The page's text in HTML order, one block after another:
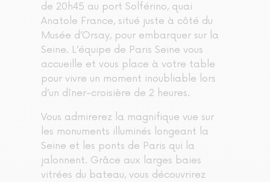
de 20h45 au port Solférino, quai
Anatole France, situé juste à côté du
Musée d’Orsay, pour embarquer sur la
Seine. L’équipe de Paris Seine vous
accueille et vous place à votre table
pour vivre un moment inoubliable lors
d’un dîner-croisière de 2 heures.
Vous admirerez la magnifique vue sur
les monuments illuminés longeant la
Seine et les ponts de Paris qui la
jalonnent. Grâce aux larges baies
vitrées du bateau, vous découvrirez